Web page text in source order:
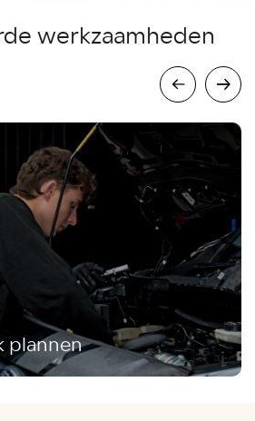
werkzaamheden
plannen